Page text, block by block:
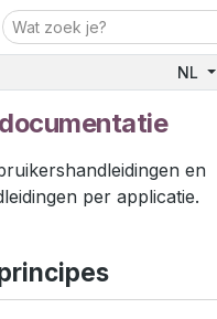
NL
en
per applicatie.